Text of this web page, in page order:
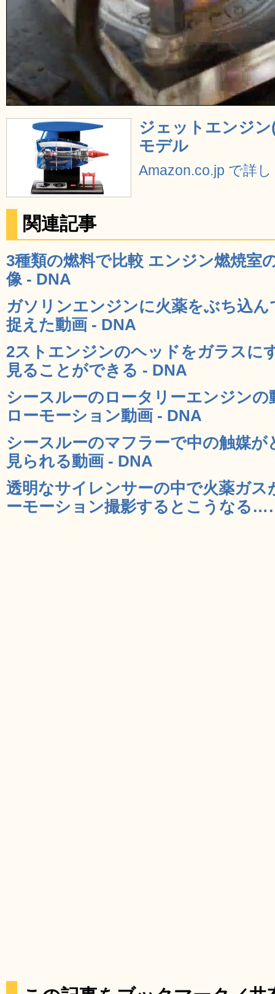
ジェットエンジ
モデル
Amazon.co.jp で詳
関連記事
3種類の燃料で比較 エンジン燃焼室
像 - DNA
ガソリンエンジンに火薬をぶち込
捉えた動画 - DNA
2ストエンジンのヘッドをガラスに
見ることができる - DNA
シースルーのロータリーエンジン
ローモーション動画 - DNA
シースルーのマフラーで中の触媒
見られる動画 - DNA
透明なサイレンサーの中で火薬ガ
ーモーション撮影するとこうなる